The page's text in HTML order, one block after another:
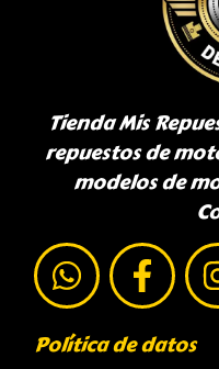
Tienda Mis
repuestos de
modelos de
Política de datos